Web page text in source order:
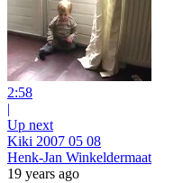
2:58
|
Up next
Kiki 2007 05 08
Henk-Jan Winkeldermaat
19 years ago